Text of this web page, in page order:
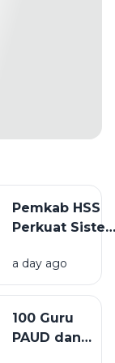
Pemkab HSS
Perkuat
Wabup Buka
Talenta untuk
Tingkatkan
a day ago
100 Guru
PAUD dan